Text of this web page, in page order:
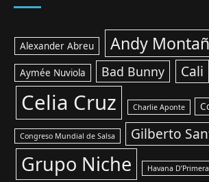
Alexander Abreu Andy
Aymée Nuviola Bad Bunny Cali
Celia Cruz Charlie Aponte
Congreso Mundial de Salsa Gilberto
Grupo Niche Havana D’Primera